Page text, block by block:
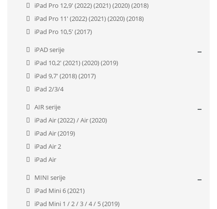
iPad Pro 12,9' (2022) (2021) (2020) (2018)
iPad Pro 11' (2022) (2021) (2020) (2018)
iPad Pro 10,5' (2017)
iPAD serije
iPad 10,2' (2021) (2020) (2019)
iPad 9,7' (2018) (2017)
iPad 2/3/4
AIR serije
iPad Air (2022) / Air (2020)
iPad Air (2019)
iPad Air 2
iPad Air
MINI serije
iPad Mini 6 (2021)
iPad Mini 1 / 2 / 3 / 4 / 5 (2019)